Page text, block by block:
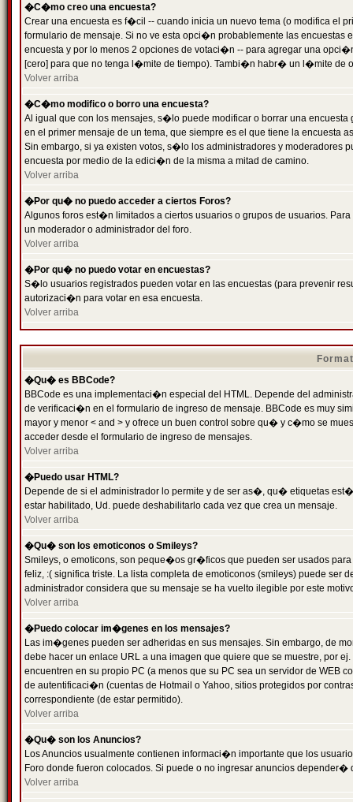
�C�mo creo una encuesta?
Crear una encuesta es f�cil -- cuando inicia un nuevo tema (o modifica el
formulario de mensaje. Si no ve esta opci�n probablemente las
encuesta y por lo menos 2 opciones de votaci�n -- para agregar una
[cero] para que no tenga l�mite de tiempo). Tambi�n habr� un l�mite de
Volver arriba
�C�mo modifico o borro una encuesta?
Al igual que con los mensajes, s�lo puede modificar o borrar una
en el primer mensaje de un tema, que siempre es el que tiene la encuesta
Sin embargo, si ya existen votos, s�lo los administradores y moderadores
encuesta por medio de la edici�n de la misma a mitad de camino.
Volver arriba
�Por qu� no puedo acceder a ciertos Foros?
Algunos foros est�n limitados a ciertos usuarios o grupos de usuarios.
un moderador o administrador del foro.
Volver arriba
�Por qu� no puedo votar en encuestas?
S�lo usuarios registrados pueden votar en las encuestas (para prevenir
autorizaci�n para votar en esa encuesta.
Volver arriba
�Qu� es BBCode?
BBCode es una implementaci�n especial del HTML. Depende del
de verificaci�n en el formulario de ingreso de mensaje. BBCode es muy
mayor y menor < and > y ofrece un buen control sobre qu� y c�mo se
acceder desde el formulario de ingreso de mensajes.
Volver arriba
�Puedo usar HTML?
Depende de si el administrador lo permite y de ser as�, qu� etiquetas
estar habilitado, Ud. puede deshabilitarlo cada vez que crea un mensaje.
Volver arriba
�Qu� son los emoticonos o Smileys?
Smileys, o emoticons, son peque�os gr�ficos que pueden ser usados
feliz, :( significa triste. La lista completa de emoticonos (smileys) puede
administrador considera que su mensaje se ha vuelto ilegible por este
Volver arriba
�Puedo colocar im�genes en los mensajes?
Las im�genes pueden ser adheridas en sus mensajes. Sin embargo, de
debe hacer un enlace URL a una imagen que quiere que se muestre, por
encuentren en su propio PC (a menos que su PC sea un servidor de
de autentificaci�n (cuentas de Hotmail o Yahoo, sitios protegidos por
correspondiente (de estar permitido).
Volver arriba
�Qu� son los Anuncios?
Los Anuncios usualmente contienen informaci�n importante que los
Foro donde fueron colocados. Si puede o no ingresar anuncios
Volver arriba